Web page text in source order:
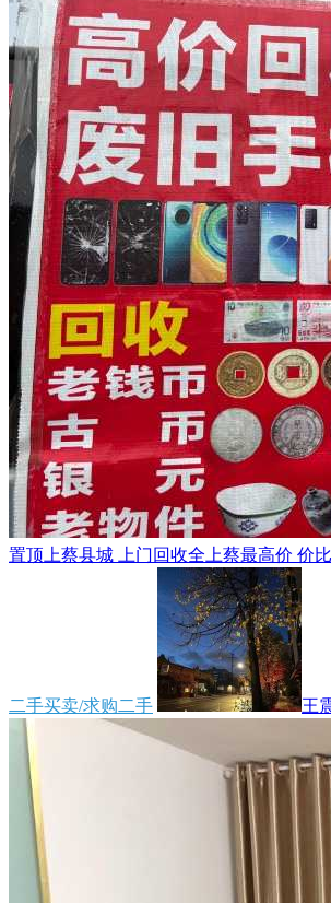
置顶 上蔡县城 上门回收全上蔡最高价 价
二手买卖/求购二手 王